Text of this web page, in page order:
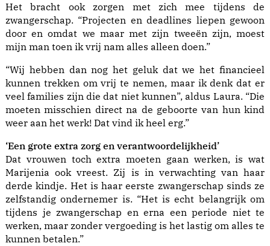
Het bracht ook zorgen met zich mee tijdens de
zwangerschap. “Projecten en deadlines liepen gewoon
door en omdat we maar met zijn tweeën zijn, moest
mijn man toen ik vrij nam alles alleen doen.”
“Wij hebben dan nog het geluk dat we het financieel
kunnen trekken om vrij te nemen, maar ik denk dat er
veel families zijn die dat niet kunnen”, aldus Laura. “Die
moeten misschien direct na de geboorte van hun kind
weer aan het werk! Dat vind ik heel erg.”
‘Een grote extra zorg en verantwoordelijkheid’
Dat vrouwen toch extra moeten gaan werken, is wat
Marijenia ook vreest. Zij is in verwachting van haar
derde kindje. Het is haar eerste zwangerschap sinds ze
zelfstandig ondernemer is. “Het is echt belangrijk om
tijdens je zwangerschap en erna een periode niet te
werken, maar zonder vergoeding is het lastig om alles te
kunnen betalen.”